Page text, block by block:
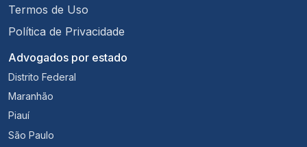
Termos de Uso
Política de Privacidade
Advogados por estado
Distrito Federal
Maranhão
Piauí
São Paulo